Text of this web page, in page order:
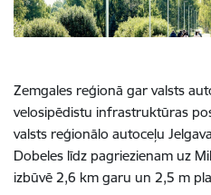
Zemgales reģionā gar valsts
velosipēdistu infrastruktūras
valsts reģionālo autoceļu
Dobeles līdz pagriezienam uz
izbūvē 2,6 km garu un 2,5 m